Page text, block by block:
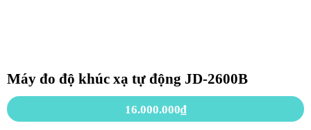
Máy đo độ khúc xạ tự động JD-2600B
16.000.000₫